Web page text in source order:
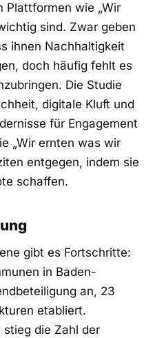
wie „Wir
sind. Zwar geben
ihnen Nachhaltigkeit
doch häufig fehlt es
Die Studie
digitale Kluft und
für Engagement
„Wir ernten was wir
entgegen, indem sie
schaffen.
gibt es Fortschritte:
in Baden-
an, 23
etabliert.
die Zahl der